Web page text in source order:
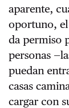
aparente,
oportuno,
da permiso
personas
puedan
casas
cargar con